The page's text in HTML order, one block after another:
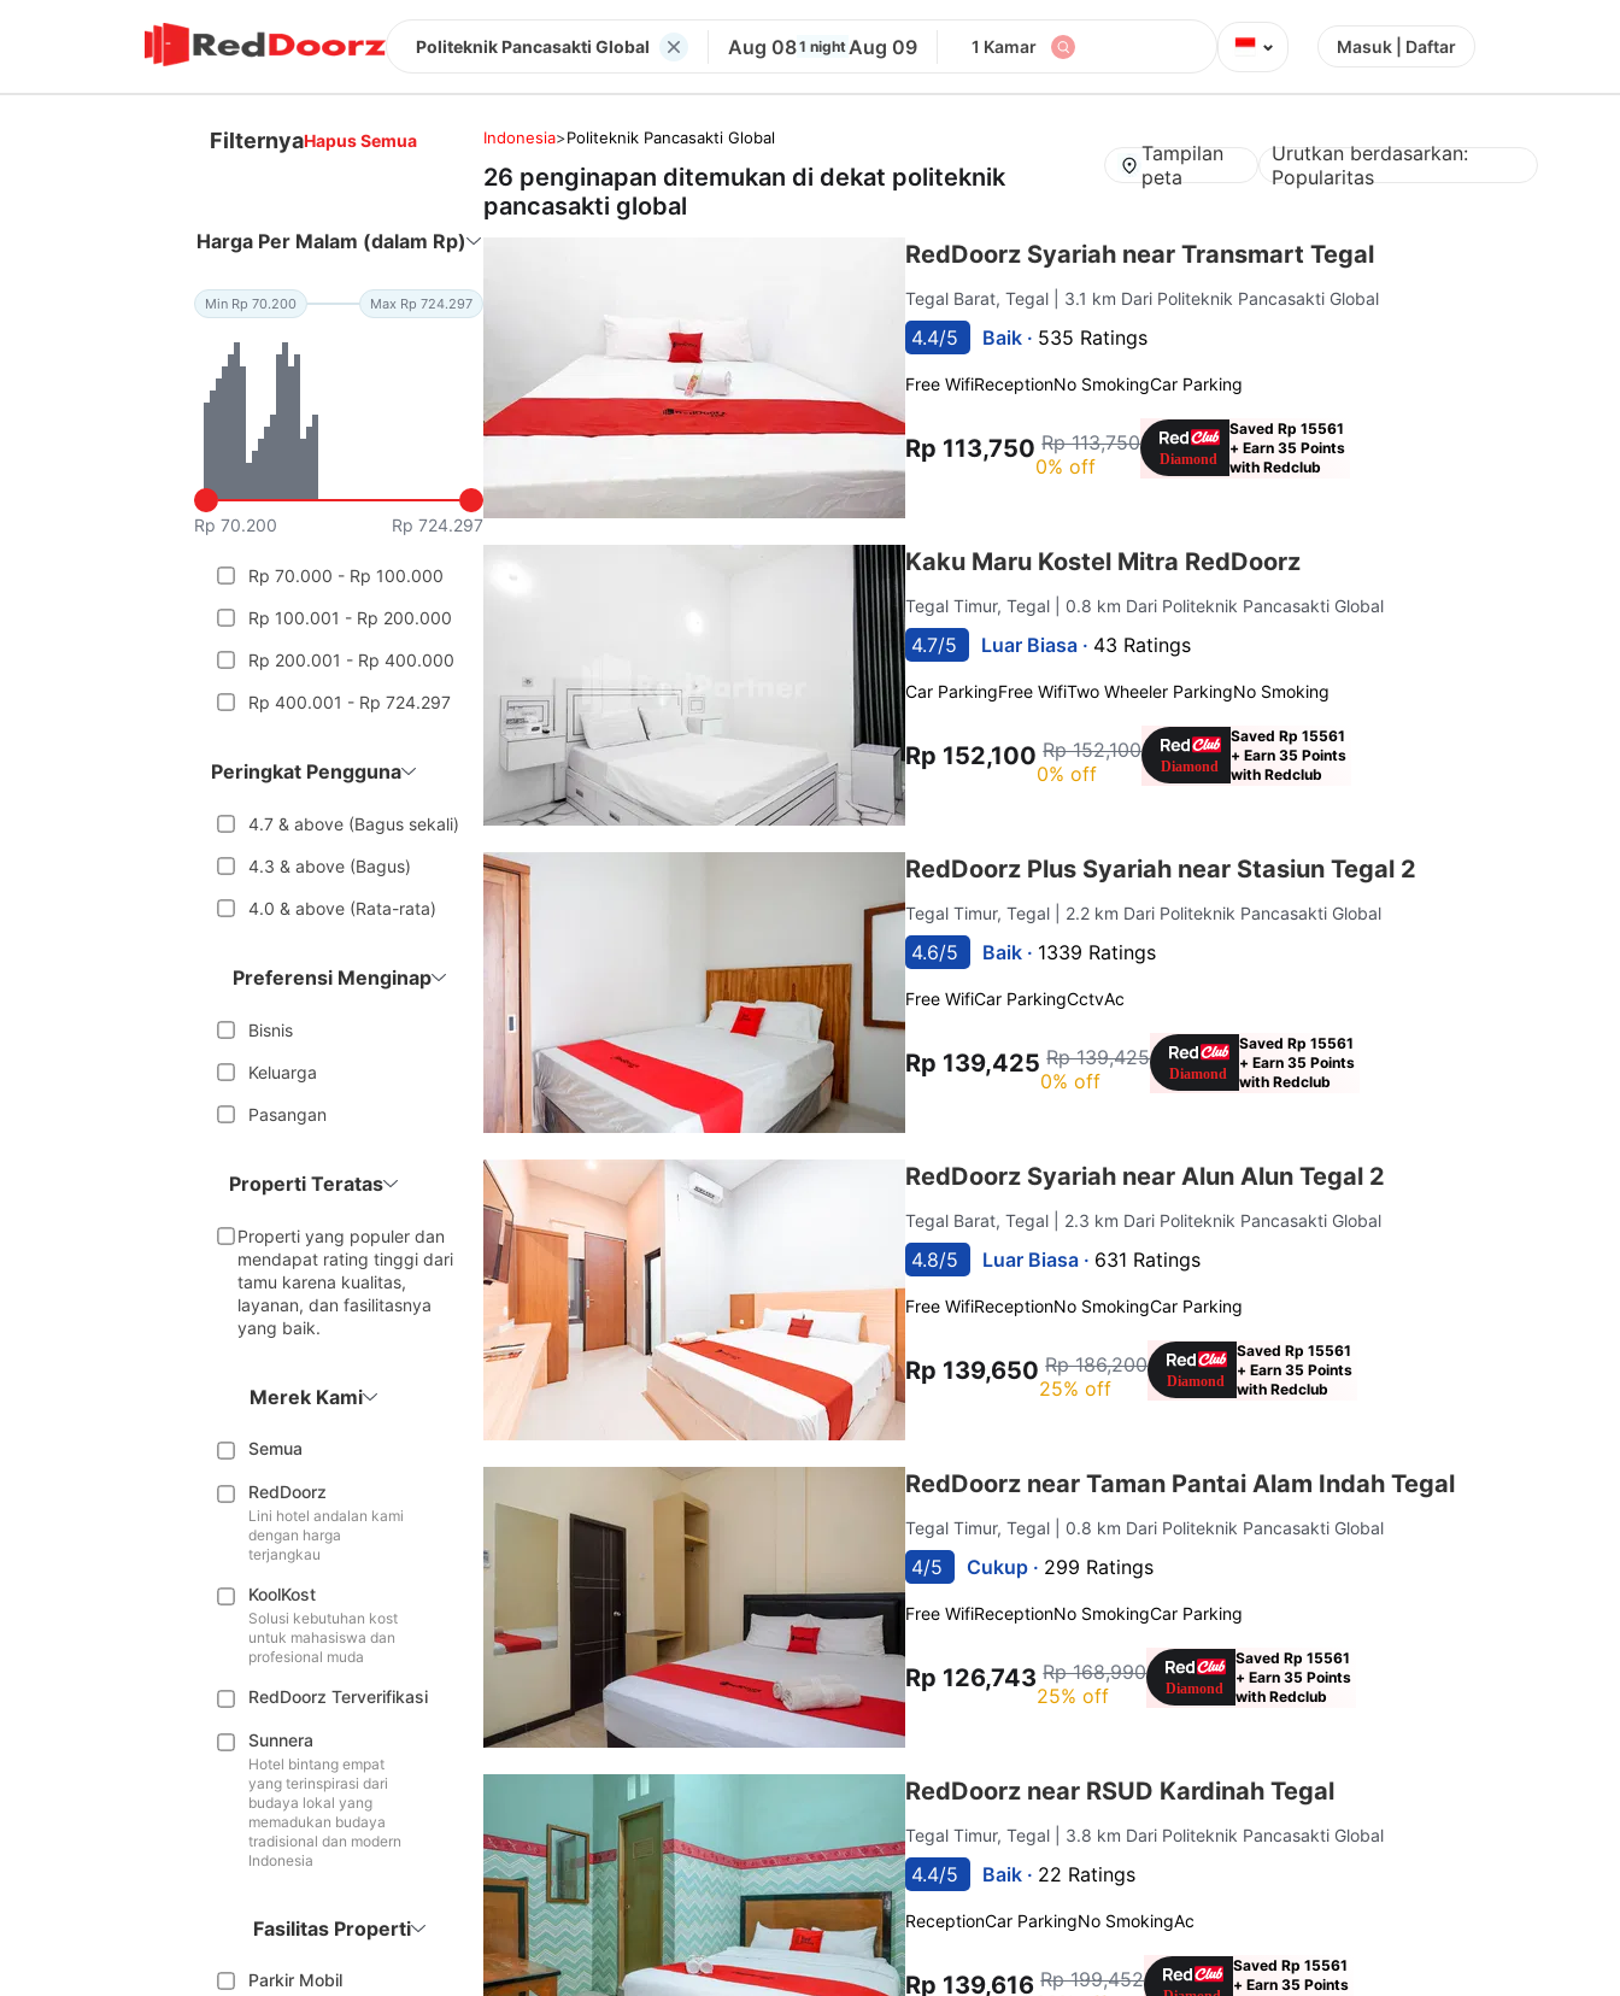
Politeknik Pancasakti Global Aug 081 night Aug 09 1 Kamar ⌄ Masuk | Daftar
FilternyaHapus Semua
Harga Per Malam (dalam Rp)
Min Rp 70.200 Max Rp 724.297
Rp 70.200 Rp 724.297
Rp 70.000 - Rp 100.000
Rp 100.001 - Rp 200.000
Rp 200.001 - Rp 400.000
Rp 400.001 - Rp 724.297
Peringkat Pengguna
4.7 & above (Bagus sekali)
4.3 & above (Bagus)
4.0 & above (Rata-rata)
Preferensi Menginap
Bisnis
Keluarga
Pasangan
Properti Teratas
Properti yang populer dan
mendapat rating tinggi dari
tamu karena kualitas,
layanan, dan fasilitasnya
yang baik.
Merek Kami
Semua
RedDoorz
Lini hotel andalan kami
dengan harga
terjangkau
KoolKost
Solusi kebutuhan kost
untuk mahasiswa dan
profesional muda
RedDoorz Terverifikasi
Sunnera
Hotel bintang empat
yang terinspirasi dari
budaya lokal yang
memadukan budaya
tradisional dan modern
Indonesia
Fasilitas Properti
Parkir Mobil
Indonesia>Politeknik Pancasakti Global
26 penginapan ditemukan di dekat politeknik
pancasakti global
Tampilan
peta
Urutkan berdasarkan:
Popularitas
RedDoorz Syariah near Transmart Tegal
Tegal Barat, Tegal | 3.1 km Dari Politeknik Pancasakti Global
4.4/5 Baik · 535 Ratings
Free WifiReceptionNo SmokingCar Parking
Rp 113,750 Rp 113,750
0% off
Saved Rp 15561
+ Earn 35 Points
with Redclub
Kaku Maru Kostel Mitra RedDoorz
Tegal Timur, Tegal | 0.8 km Dari Politeknik Pancasakti Global
4.7/5 Luar Biasa · 43 Ratings
Car ParkingFree WifiTwo Wheeler ParkingNo Smoking
Rp 152,100 Rp 152,100
0% off
Saved Rp 15561
+ Earn 35 Points
with Redclub
RedDoorz Plus Syariah near Stasiun Tegal 2
Tegal Timur, Tegal | 2.2 km Dari Politeknik Pancasakti Global
4.6/5 Baik · 1339 Ratings
Free WifiCar ParkingCctvAc
Rp 139,425 Rp 139,425
0% off
Saved Rp 15561
+ Earn 35 Points
with Redclub
RedDoorz Syariah near Alun Alun Tegal 2
Tegal Barat, Tegal | 2.3 km Dari Politeknik Pancasakti Global
4.8/5 Luar Biasa · 631 Ratings
Free WifiReceptionNo SmokingCar Parking
Rp 139,650 Rp 186,200
25% off
Saved Rp 15561
+ Earn 35 Points
with Redclub
RedDoorz near Taman Pantai Alam Indah Tegal
Tegal Timur, Tegal | 0.8 km Dari Politeknik Pancasakti Global
4/5 Cukup · 299 Ratings
Free WifiReceptionNo SmokingCar Parking
Rp 126,743 Rp 168,990
25% off
Saved Rp 15561
+ Earn 35 Points
with Redclub
RedDoorz near RSUD Kardinah Tegal
Tegal Timur, Tegal | 3.8 km Dari Politeknik Pancasakti Global
4.4/5 Baik · 22 Ratings
ReceptionCar ParkingNo SmokingAc
Rp 139,616 Rp 199,452
Saved Rp 15561
+ Earn 35 Points